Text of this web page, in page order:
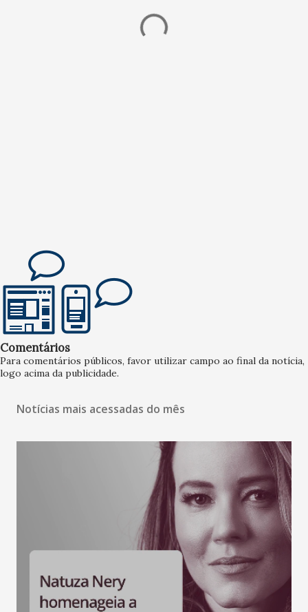
Comentários
Para comentários públicos, favor utilizar campo ao final da notícia,
logo acima da publicidade.
Notícias mais acessadas do mês